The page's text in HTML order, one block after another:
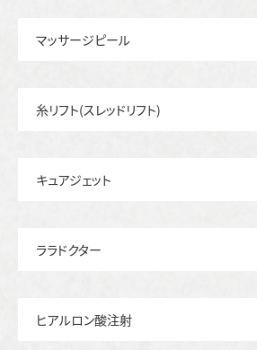
マッサージピール
糸リフト(スレッドリフト)
キュアジェット
ララドクター
ヒアルロン酸注射